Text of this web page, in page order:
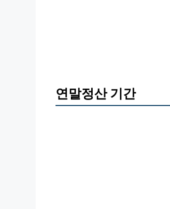
연말정산 기간